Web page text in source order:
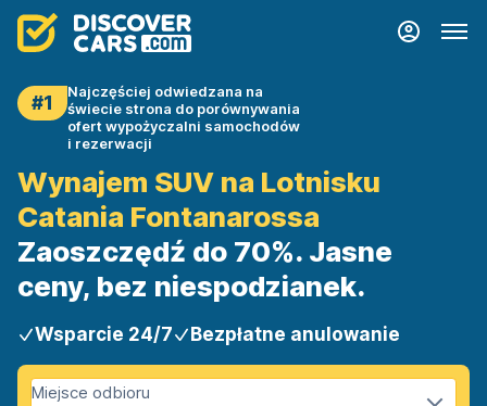
#1
Najczęściej odwiedzana na
świecie strona do porównywania
ofert wypożyczalni samochodów
i rezerwacji
Wynajem SUV na Lotnisku
Catania Fontanarossa
Zaoszczędź do 70%. Jasne
ceny, bez niespodzianek.
Wsparcie 24/7 Bezpłatne anulowanie
Miejsce odbioru